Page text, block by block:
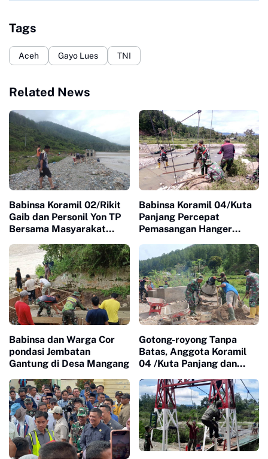
Tags
Aceh Gayo Lues TNI
Related News
Babinsa Koramil 02/Rikit
Gaib dan Personil Yon TP
Bersama Masyarakat
Mengumpulkan Batu
Untuk Jembatan Gantung
Babinsa Koramil 04/Kuta
Panjang Percepat
Pemasangan Hanger
Gantung Kejar Target
Cepat Selesai
Babinsa dan Warga Cor
pondasi Jembatan
Gantung di Desa Mangang
Gotong-royong Tanpa
Batas, Anggota Koramil
04 /Kuta Panjang dan
Gantung